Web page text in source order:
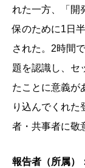
れた一方、「開
保のために1日
された。2時間
題を認識し、セ
たことに意義が
り込んでくれた
者・共事者に敬
報告者（所属）